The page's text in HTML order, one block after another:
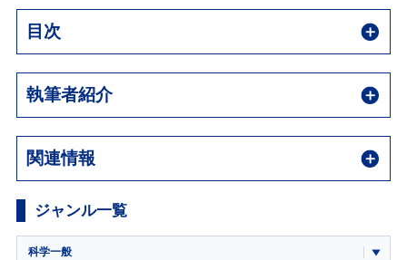
目次
執筆者紹介
関連情報
ジャンル一覧
科学一般